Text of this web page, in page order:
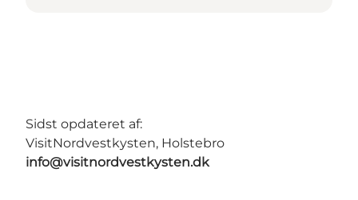
Sidst opdateret af:
VisitNordvestkysten, Holstebro
info@visitnordvestkysten.dk